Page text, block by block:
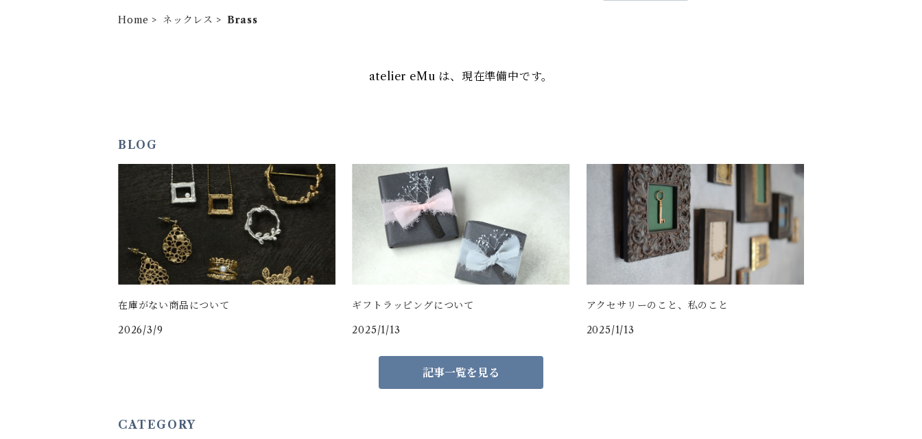
Home ネックレス Brass
atelier eMu は、現在準備中です。
BLOG
在庫がない商品について
2026/3/9
ギフトラッピングについて
2025/1/13
アクセサリーのこと、私のこと
2025/1/13
記事一覧を見る
CATEGORY